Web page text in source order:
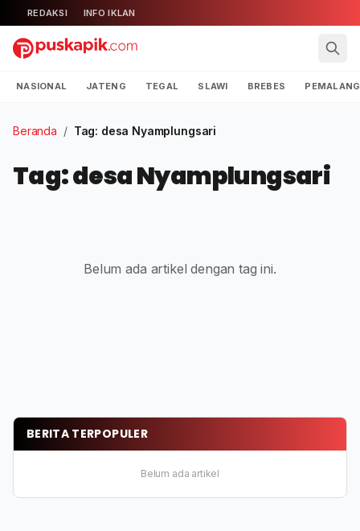
REDAKSI INFO IKLAN
NASIONAL JATENG TEGAL SLAWI BREBES PEMALANG
Beranda / Tag: desa Nyamplungsari
Tag: desa Nyamplungsari
Belum ada artikel dengan tag ini.
BERITA TERPOPULER
Belum ada artikel